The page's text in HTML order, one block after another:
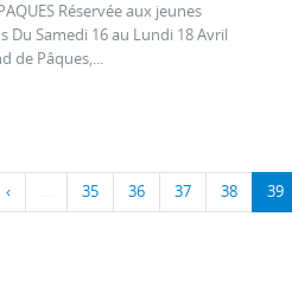
Réservée aux jeunes
Du Samedi 16 au Lundi 18 Avril
Pâques,...
‹ … 35 36 37 38 39